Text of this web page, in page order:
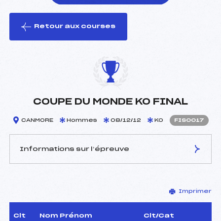
le ski
Retour aux courses
COUPE DU MONDE KO FINAL
CANMORE Hommes 08/12/12 KO FIS0017
Informations sur l’épreuve
–
D.T Adjoint :
–
Dir. Epreuve :
Imprimer
Clt Nom Prénom Clt/Cat